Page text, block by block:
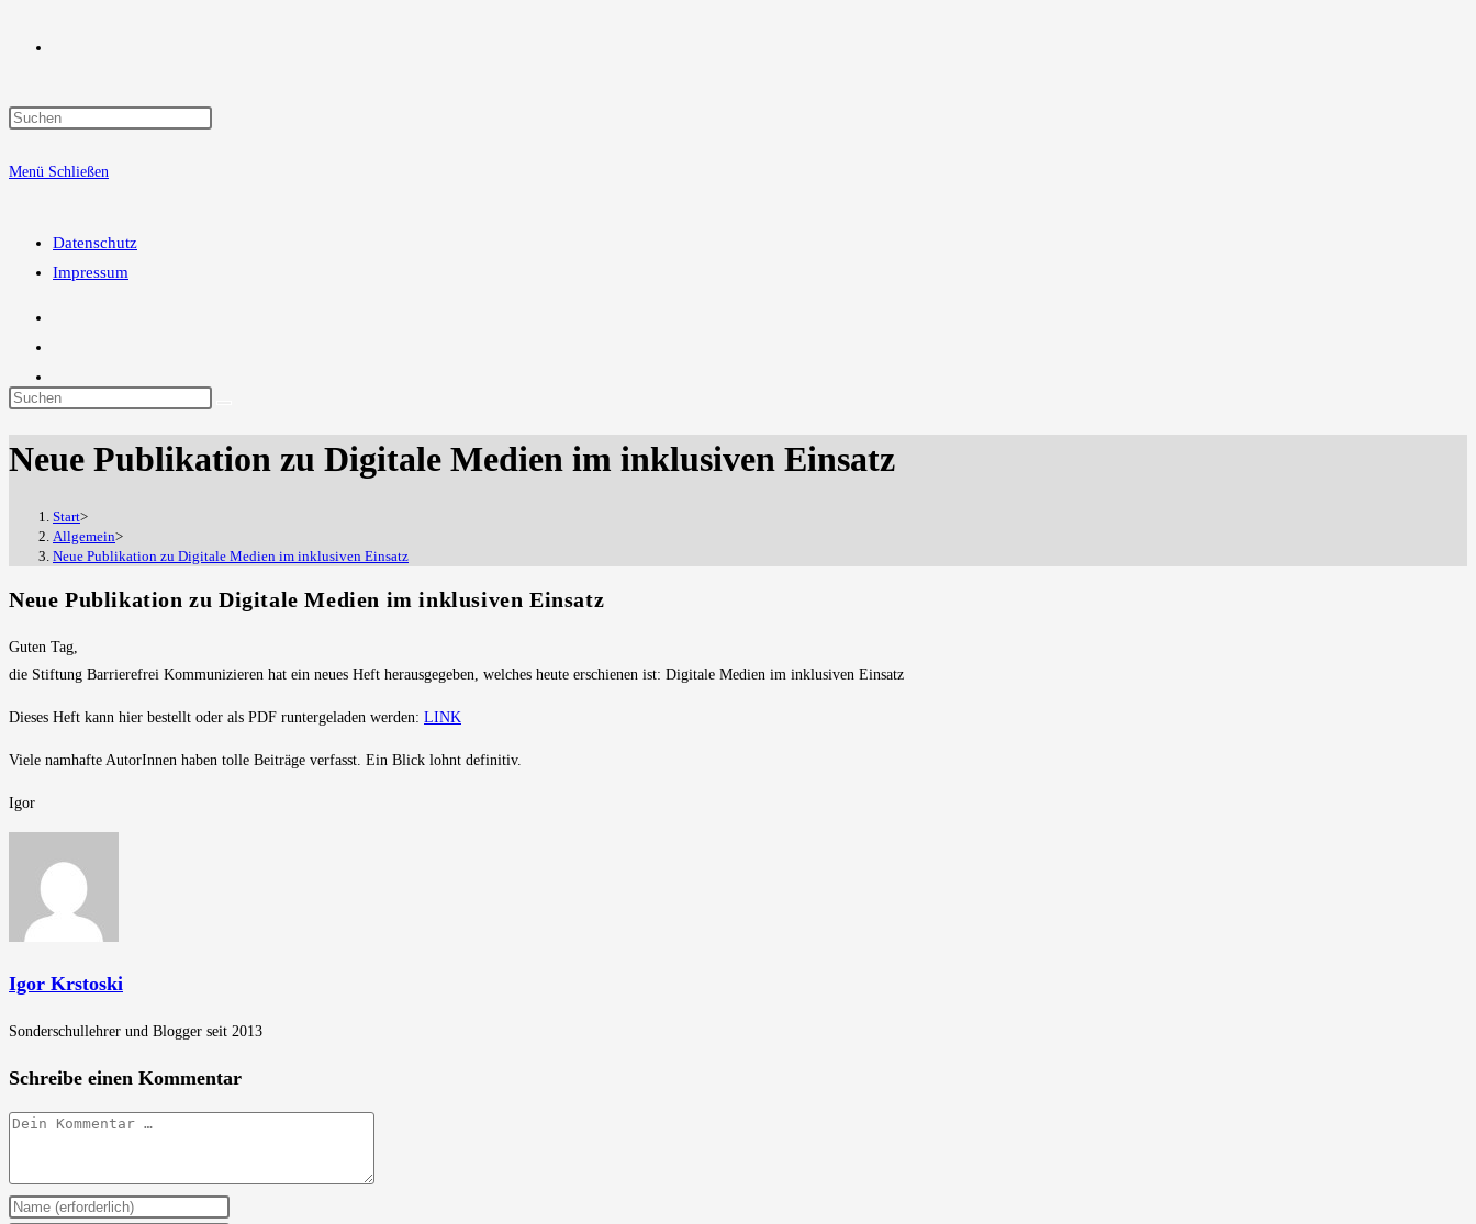
Suche
Menü Schließen
Datenschutz
Impressum
Diese
durchsuchen
Neue Publikation zu Digitale Medien im inklusiven Einsatz
Start>
Allgemein>
Neue Publikation zu Digitale Medien im inklusiven Einsatz
Neue Publikation zu Digitale Medien im inklusiven Einsatz
Guten Tag,
die Stiftung Barrierefrei Kommunizieren hat ein neues Heft herausgegeben, welches heute erschienen ist: Digitale Medien im inklusiven Einsatz
Dieses Heft kann hier bestellt oder als PDF runtergeladen werden: LINK
Viele namhafte AutorInnen haben tolle Beiträge verfasst. Ein Blick lohnt definitiv.
Igor
Igor Krstoski
Sonderschullehrer und Blogger seit 2013
Schreibe einen Kommentar
Kommentar
Gib